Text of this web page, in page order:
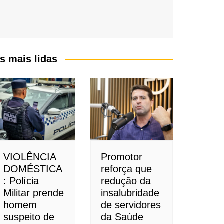
mais lidas
VIOLÊNCIA
DOMÉSTICA
: Polícia
Militar prende
homem
suspeito de
Promotor
reforça que
redução da
insalubridade
de servidores
da Saúde